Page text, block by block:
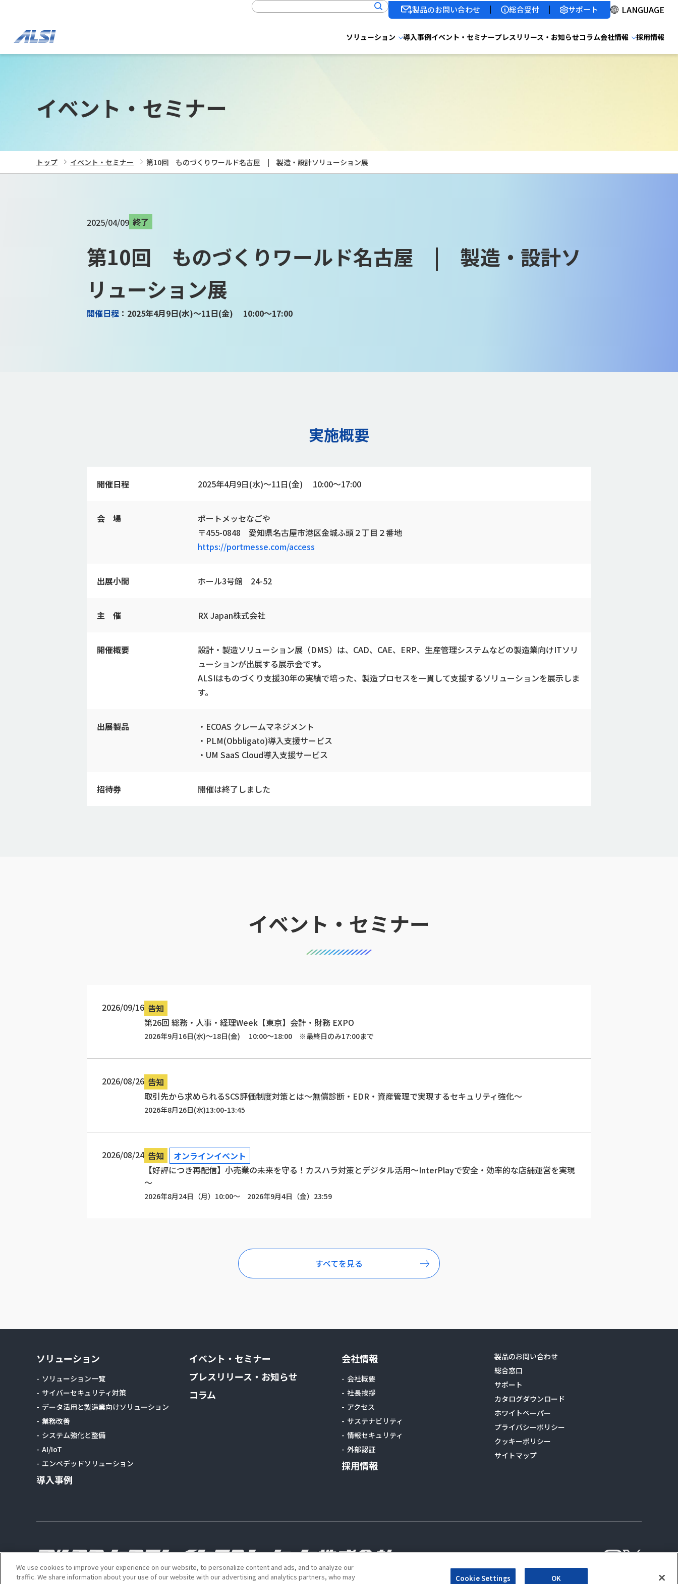
製品のお問い合わせ 総合受付 サポート
ソリューション 導入事例イベント・セミナープレスリリース・お知らせコラム会社情報 採用情報
イベント・セミナー
トップ イベント・セミナー 第10回 ものづくりワールド名古屋 | 製造・設計ソリューション展
2025/04/09 終了
第10回 ものづくりワールド名古屋 | 製造・設計ソ
リューション展
開催日程 ：2025年4月9日(水)～11日(金) 10:00～17:00
実施概要
開催日程 2025年4月9日(水)～11日(金) 10:00～17:00
会 場
ポートメッセなごや
〒455-0848 愛知県名古屋市港区金城ふ頭２丁目２番地
https://portmesse.com/access
出展小間 ホール3号館 24-52
主 催 RX Japan株式会社
開催概要
設計・製造ソリューション展（DMS）は、CAD、CAE、ERP、生産管理システムなどの製造業向けITソリ
ューションが出展する展示会です。
ALSIはものづくり支援30年の実績で培った、製造プロセスを一貫して支援するソリューションを展示しま
す。
出展製品
・ECOAS クレームマネジメント
・PLM(Obbligato)導入支援サービス
・UM SaaS Cloud導入支援サービス
招待券 開催は終了しました
イベント・セミナー
2026/09/16 告知
第26回 総務・人事・経理Week【東京】会計・財務 EXPO
2026年9月16日(水)～18日(金) 10:00～18:00 ※最終日のみ17:00まで
2026/08/26 告知
取引先から求められるSCS評価制度対策とは～無償診断・EDR・資産管理で実現するセキュリティ強化～
2026年8月26日(水)13:00-13:45
2026/08/24 告知
オンラインイベント
【好評につき再配信】小売業の未来を守る！カスハラ対策とデジタル活用～InterPlayで安全・効率的な店舗運営を実現
～
2026年8月24日（月）10:00～ 2026年9月4日（金）23:59
すべてを見る
ソリューション
ソリューション一覧
サイバーセキュリティ対策
データ活用と製造業向けソリューション
業務改善
システム強化と整備
AI/IoT
エンベデッドソリューション
導入事例
イベント・セミナー
プレスリリース・お知らせ
コラム
会社情報
会社概要
社長挨拶
アクセス
サステナビリティ
情報セキュリティ
外部認証
採用情報
製品のお問い合わせ
総合窓口
サポート
カタログダウンロード
ホワイトペーパー
プライバシーポリシー
クッキーポリシー
サイトマップ
Copyright Alps System Integration Co., Ltd. All rights reserved
ALSI 公式ALSI 公式 X
We use cookies to improve your experience on our website, to personalize content and ads, and to analyze our
traffic. We share information about your use of our website with our advertising and analytics partners, who may
Cookie Settings OK